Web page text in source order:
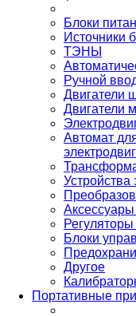
Блоки
Источники
ТЭНЫ
Ручной
Двигатели
Двигатели
Автомат
Блоки
Другое
Портативные